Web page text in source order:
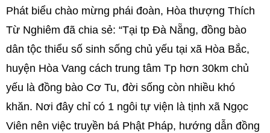
Phát biểu chào mừng phái đoàn, Hòa thượng Thích
Từ Nghiêm đã chia sẻ: “Tại tp Đà Nẵng, đồng bào
dân tộc thiểu số sinh sống chủ yếu tại xã Hòa Bắc,
huyện Hòa Vang cách trung tâm Tp hơn 30km chủ
yếu là đồng bào Cơ Tu, đời sống còn nhiều khó
khăn. Nơi đây chỉ có 1 ngôi tự viện là tịnh xã Ngọc
Viên nên việc truyền bá Phật Pháp, hướng dẫn đồng